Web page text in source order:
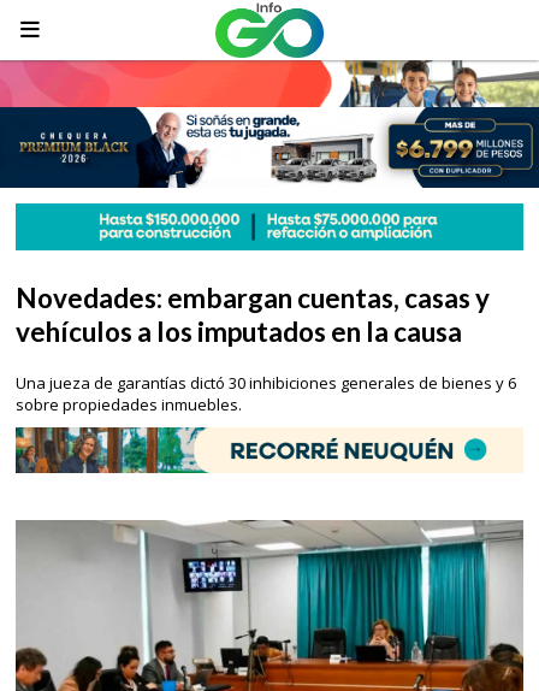
Novedades: embargan cuentas, casas y
vehículos a los imputados en la causa
Una jueza de garantías dictó 30 inhibiciones generales de bienes y 6
sobre propiedades inmuebles.